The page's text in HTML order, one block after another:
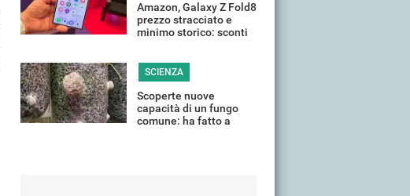
Amazon, Galaxy Z Fold8
prezzo stracciato e
minimo storico: sconti
SCIENZA
Scoperte nuove
capacità di un fungo
comune: ha fatto a